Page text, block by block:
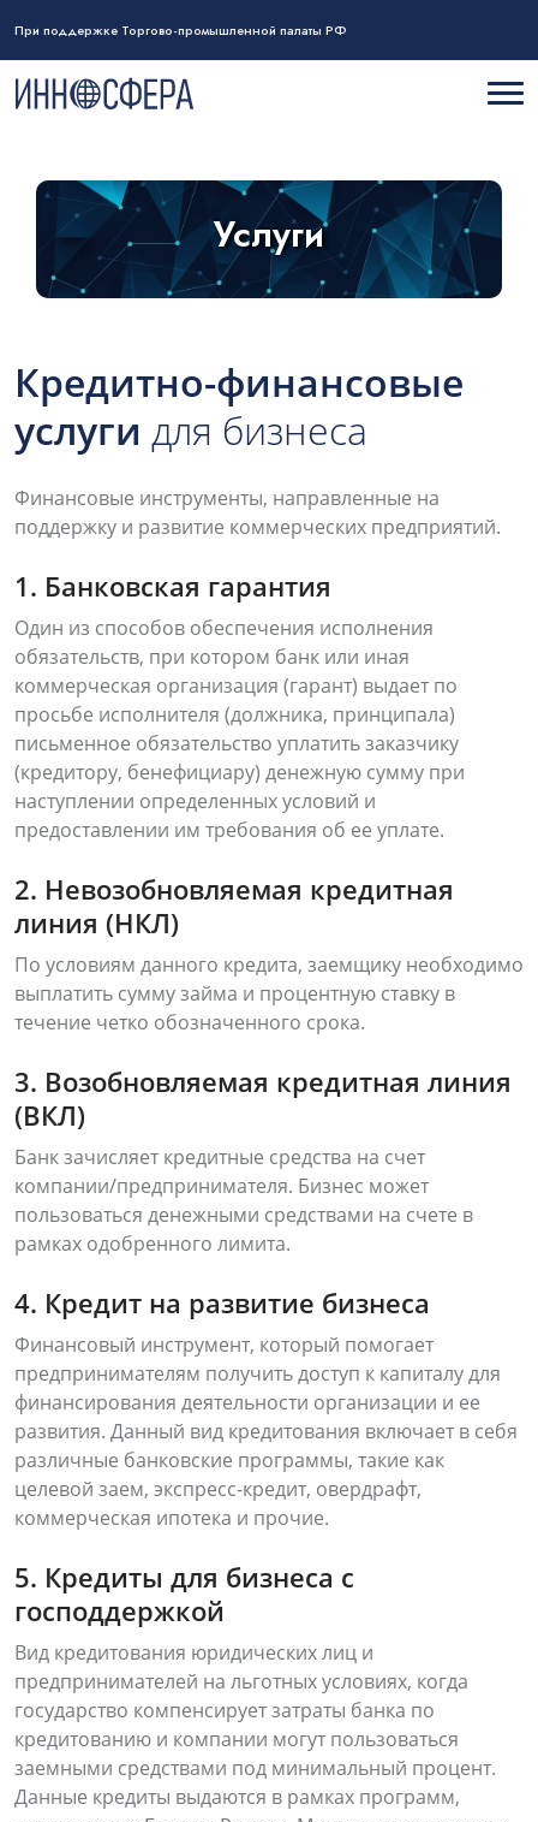
При поддержке Торгово-промышленной палаты РФ
Услуги
Кредитно-финансовые
услуги для бизнеса
Финансовые инструменты, направленные на
поддержку и развитие коммерческих предприятий.
1. Банковская гарантия
Один из способов обеспечения исполнения
обязательств, при котором банк или иная
коммерческая организация (гарант) выдает по
просьбе исполнителя (должника, принципала)
письменное обязательство уплатить заказчику
(кредитору, бенефициару) денежную сумму при
наступлении определенных условий и
предоставлении им требования об ее уплате.
2. Невозобновляемая кредитная
линия (НКЛ)
По условиям данного кредита, заемщику необходимо
выплатить сумму займа и процентную ставку в
течение четко обозначенного срока.
3. Возобновляемая кредитная линия
(ВКЛ)
Банк зачисляет кредитные средства на счет
компании/предпринимателя. Бизнес может
пользоваться денежными средствами на счете в
рамках одобренного лимита.
4. Кредит на развитие бизнеса
Финансовый инструмент, который помогает
предпринимателям получить доступ к капиталу для
финансирования деятельности организации и ее
развития. Данный вид кредитования включает в себя
различные банковские программы, такие как
целевой заем, экспресс-кредит, овердрафт,
коммерческая ипотека и прочие.
5. Кредиты для бизнеса с
господдержкой
Вид кредитования юридических лиц и
предпринимателей на льготных условиях, когда
государство компенсирует затраты банка по
кредитованию и компании могут пользоваться
заемными средствами под минимальный процент.
Данные кредиты выдаются в рамках программ,